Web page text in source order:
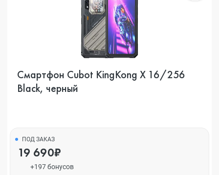
Смартфон Cubot KingKong X 16/256
Black, черный
ПОД ЗАКАЗ
19 690₽
+197 бонусов